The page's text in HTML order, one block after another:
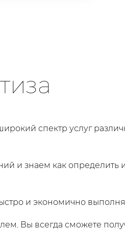
спектр услуг
и знаем как определить
и экономично
Вы всегда сможете